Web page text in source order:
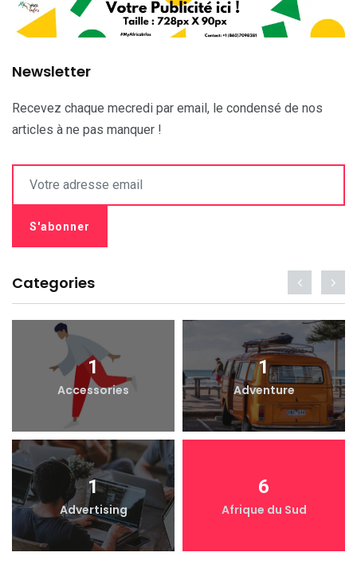
Newsletter
Recevez chaque mecredi par email, le condensé de nos
articles à ne pas manquer !
Categories
1
Accessories
1
Adventure
1
Advertising
6
Afrique du Sud